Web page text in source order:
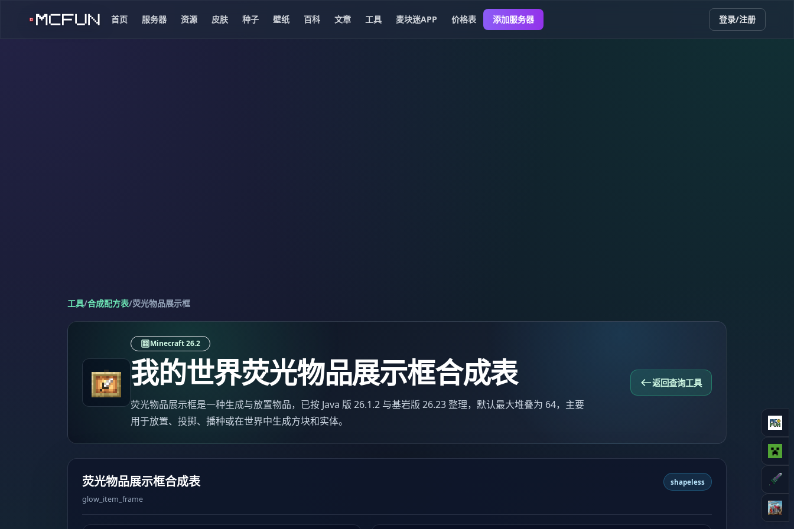
首页 服务器 资源 皮肤 种子 壁纸 百科 文章 工具 麦块迷APP 价格表 添加服务器 登录/注册
工具/合成配方表/荧光物品展示框
Minecraft 26.2
我的世界荧光物品展示框合成表
荧光物品展示框是一种生成与放置物品，已按 Java 版 26.1.2 与基岩版 26.23 整理，默认最大堆叠为 64，主要
用于放置、投掷、播种或在世界中生成方块和实体。
返回查询工具
荧光物品展示框合成表
glow_item_frame
shapeless